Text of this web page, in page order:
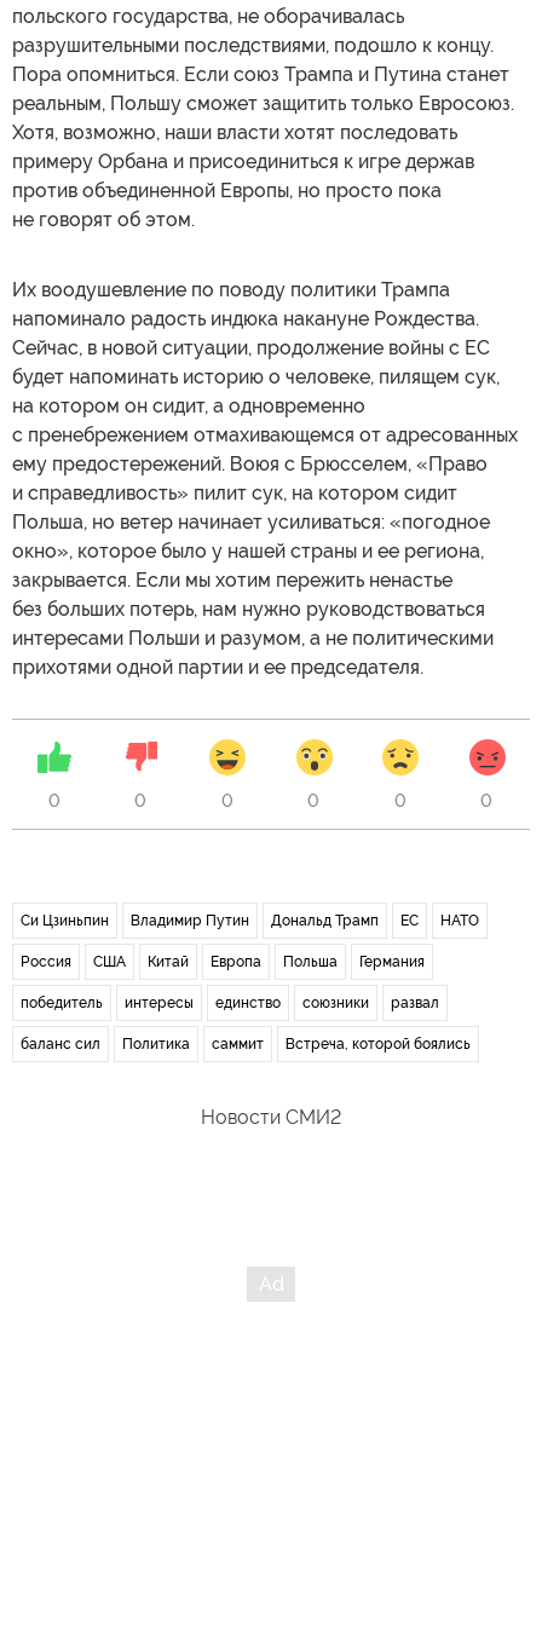
польского государства, не оборачивалась
разрушительными последствиями, подошло к концу.
Пора опомниться. Если союз Трампа и Путина станет
реальным, Польшу сможет защитить только Евросоюз.
Хотя, возможно, наши власти хотят последовать
примеру Орбана и присоединиться к игре держав
против объединенной Европы, но просто пока
не говорят об этом.
Их воодушевление по поводу политики Трампа
напоминало радость индюка накануне Рождества.
Сейчас, в новой ситуации, продолжение войны с ЕС
будет напоминать историю о человеке, пилящем сук,
на котором он сидит, а одновременно
с пренебрежением отмахивающемся от адресованных
ему предостережений. Воюя с Брюсселем, «Право
и справедливость» пилит сук, на котором сидит
Польша, но ветер начинает усиливаться: «погодное
окно», которое было у нашей страны и ее региона,
закрывается. Если мы хотим пережить ненастье
без больших потерь, нам нужно руководствоваться
интересами Польши и разумом, а не политическими
прихотями одной партии и ее председателя.
0 0 0 0 0 0
Си Цзиньпин Владимир Путин Дональд Трамп ЕС НАТО
Россия США Китай Европа Польша Германия
победитель интересы единство союзники развал
баланс сил Политика саммит Встреча, которой боялись
Новости СМИ2